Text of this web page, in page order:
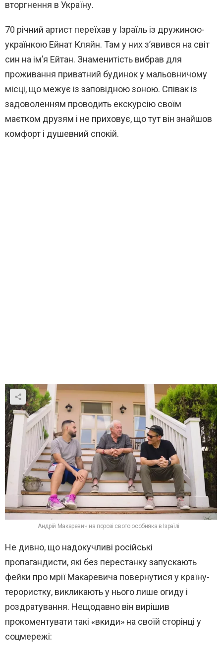
вторгнення в Україну.
70 річний артист переїхав у Ізраїль із дружиною-
українкою Ейнат Кляйн. Там у них з’явився на світ
син на ім’я Ейтан. Знаменитість вибрав для
проживання приватний будинок у мальовничому
місці, що межує із заповідною зоною. Співак із
задоволенням проводить екскурсію своїм
маєтком друзям і не приховує, що тут він знайшов
комфорт і душевний спокій.
Андрій Макаревич на порозі свого особняка в Ізраїлі
Не дивно, що надокучливі російські
пропагандисти, які без перестанку запускають
фейки про мрії Макаревича повернутися у країну-
терористку, викликають у нього лише огиду і
роздратування. Нещодавно він вирішив
прокоментувати такі «вкиди» на своїй сторінці у
соцмережі: